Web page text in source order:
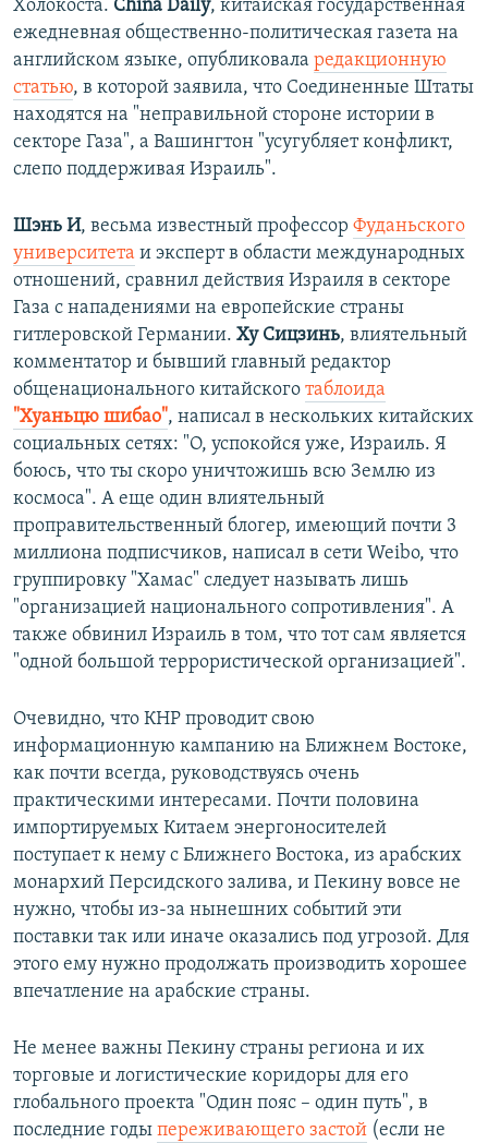
Холокоста. China Daily, китайская государственная
ежедневная общественно-политическая газета на
английском языке, опубликовала редакционную
статью, в которой заявила, что Соединенные Штаты
находятся на "неправильной стороне истории в
секторе Газа", а Вашингтон "усугубляет конфликт,
слепо поддерживая Израиль".
Шэнь И, весьма известный профессор Фуданьского
университета и эксперт в области международных
отношений, сравнил действия Израиля в секторе
Газа с нападениями на европейские страны
гитлеровской Германии. Ху Сицзинь, влиятельный
комментатор и бывший главный редактор
общенационального китайского таблоида
"Хуаньцю шибао", написал в нескольких китайских
социальных сетях: "О, успокойся уже, Израиль. Я
боюсь, что ты скоро уничтожишь всю Землю из
космоса". А еще один влиятельный
проправительственный блогер, имеющий почти 3
миллиона подписчиков, написал в сети Weibo, что
группировку "Хамас" следует называть лишь
"организацией национального сопротивления". А
также обвинил Израиль в том, что тот сам является
"одной большой террористической организацией".
Очевидно, что КНР проводит свою
информационную кампанию на Ближнем Востоке,
как почти всегда, руководствуясь очень
практическими интересами. Почти половина
импортируемых Китаем энергоносителей
поступает к нему с Ближнего Востока, из арабских
монархий Персидского залива, и Пекину вовсе не
нужно, чтобы из-за нынешних событий эти
поставки так или иначе оказались под угрозой. Для
этого ему нужно продолжать производить хорошее
впечатление на арабские страны.
Не менее важны Пекину страны региона и их
торговые и логистические коридоры для его
глобального проекта "Один пояс – один путь", в
последние годы переживающего застой (если не